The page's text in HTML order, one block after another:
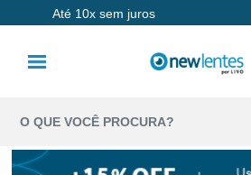
Até 10x sem juros
Coloridas